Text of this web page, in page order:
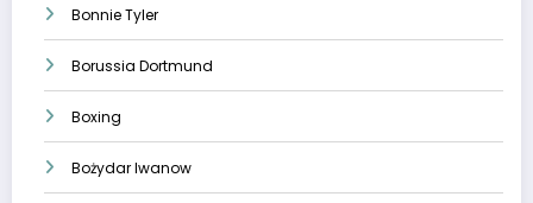
Bonnie Tyler
Borussia Dortmund
Boxing
Bożydar Iwanow